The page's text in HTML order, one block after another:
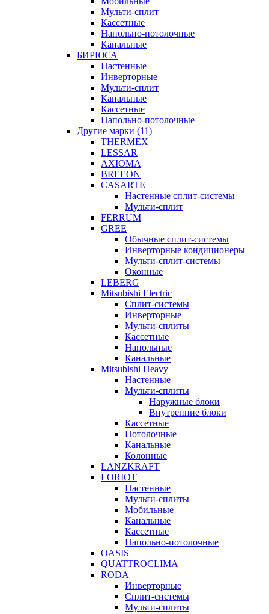
Мульти-сплит
Кассетные
Напольно-потолочные
Канальные
БИРЮСА
Настенные
Инверторные
Мульти-сплит
Канальные
Кассетные
Напольно-потолочные
Другие марки (11)
THERMEX
LESSAR
AXIOMA
BREEON
CASARTE
Настенные сплит-системы
Мульти-сплит
FERRUM
GREE
Обычные сплит-системы
Инверторные кондиционеры
Мульти-сплит-системы
Оконные
LEBERG
Mitsubishi Electric
Cплит-системы
Инверторные
Мульти-сплиты
Кассетные
Напольные
Канальные
Mitsubishi Heavy
Настенные
Мульти-сплиты
Наружные блоки
Внутренние блоки
Кассетные
Потолочные
Канальные
Колонные
LANZKRAFT
LORIOT
Настенные
Мульти-сплиты
Мобильные
Канальные
Кассетные
Напольно-потолочные
OASIS
QUATTROCLIMA
RODA
Инверторные
Сплит-системы
Мульти-сплиты